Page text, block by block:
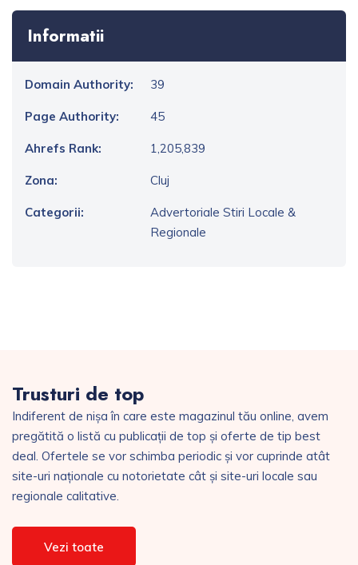
Informatii
Domain Authority: 39
Page Authority: 45
Ahrefs Rank: 1,205,839
Zona: Cluj
Categorii:
Advertoriale Stiri Locale &
Regionale
Trusturi de top
Indiferent de nișa în care este magazinul tău online, avem
pregătită o listă cu publicații de top și oferte de tip best
deal. Ofertele se vor schimba periodic și vor cuprinde atât
site-uri naționale cu notorietate cât și site-uri locale sau
regionale calitative.
Vezi toate